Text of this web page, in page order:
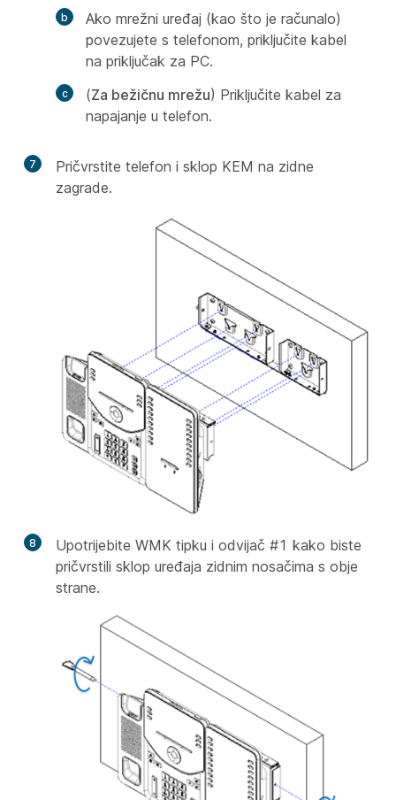
Ako mrežni uređaj (kao što je računalo)
povezujete s telefonom, priključite kabel
na priključak za PC.
(Za bežičnu mrežu) Priključite kabel za
napajanje u telefon.
7
Pričvrstite telefon i sklop KEM na zidne
zagrade.
8
Upotrijebite WMK tipku i odvijač #1 kako biste
pričvrstili sklop uređaja zidnim nosačima s obje
strane.